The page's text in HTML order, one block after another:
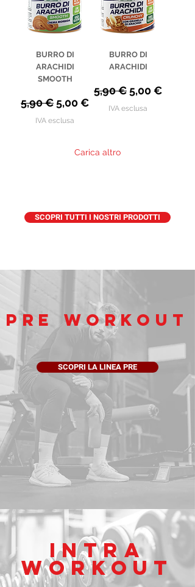
BURRO DI
ARACHIDI
SMOOTH
Prezzo regolare
5,90 € Prezzo scontato
5,00 €
IVA esclusa
BURRO DI
ARACHIDI
Prezzo regolare
5,90 € Prezzo
5,00 €
IVA esclusa
Carica altro
SCOPRI TUTTI I NOSTRI PRODOTTI
PRE WORKOUT
SCOPRI LA LINEA PRE
INTRA
WORKOUT